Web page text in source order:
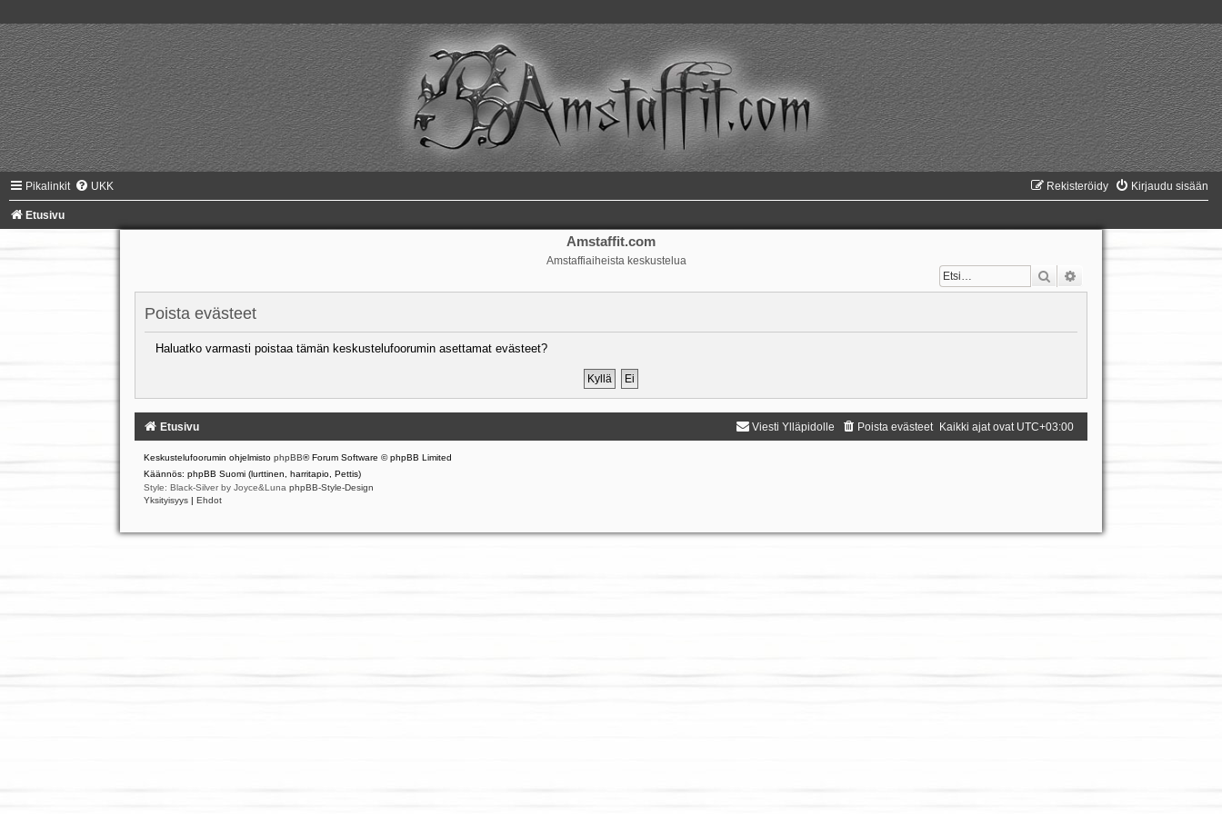
Pikalinkit UKK Kirjaudu sisään
Rekisteröidy
Etusivu
Amstaffit.com
Amstaffiaiheista keskustelua
Etsi
Poista evästeet
Haluatko varmasti poistaa tämän keskustelufoorumin asettamat evästeet?
Etusivu Kaikki ajat ovat UTC+03:00
Poista evästeet
Viesti Ylläpidolle
Keskustelufoorumin ohjelmisto phpBB® Forum Software © phpBB Limited
Käännös: phpBB Suomi (lurttinen, harritapio, Pettis)
Style: Black-Silver by Joyce&Luna phpBB-Style-Design
Yksityisyys | Ehdot